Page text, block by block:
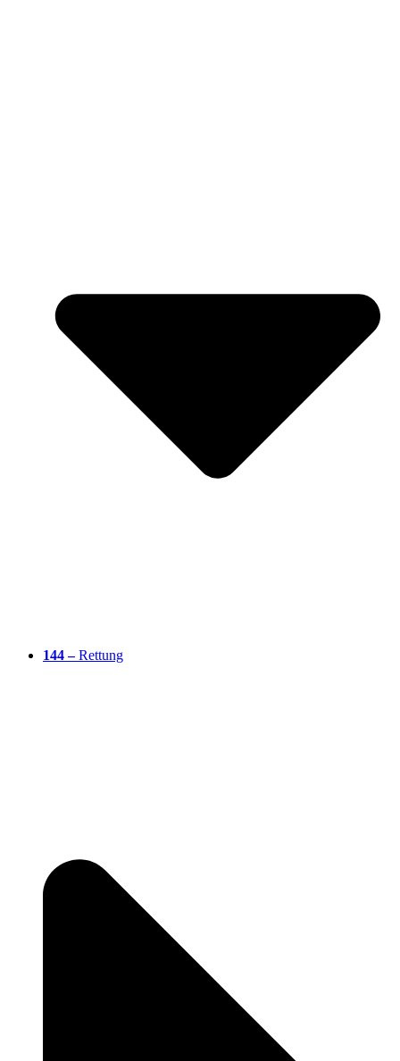
144 –Rettung